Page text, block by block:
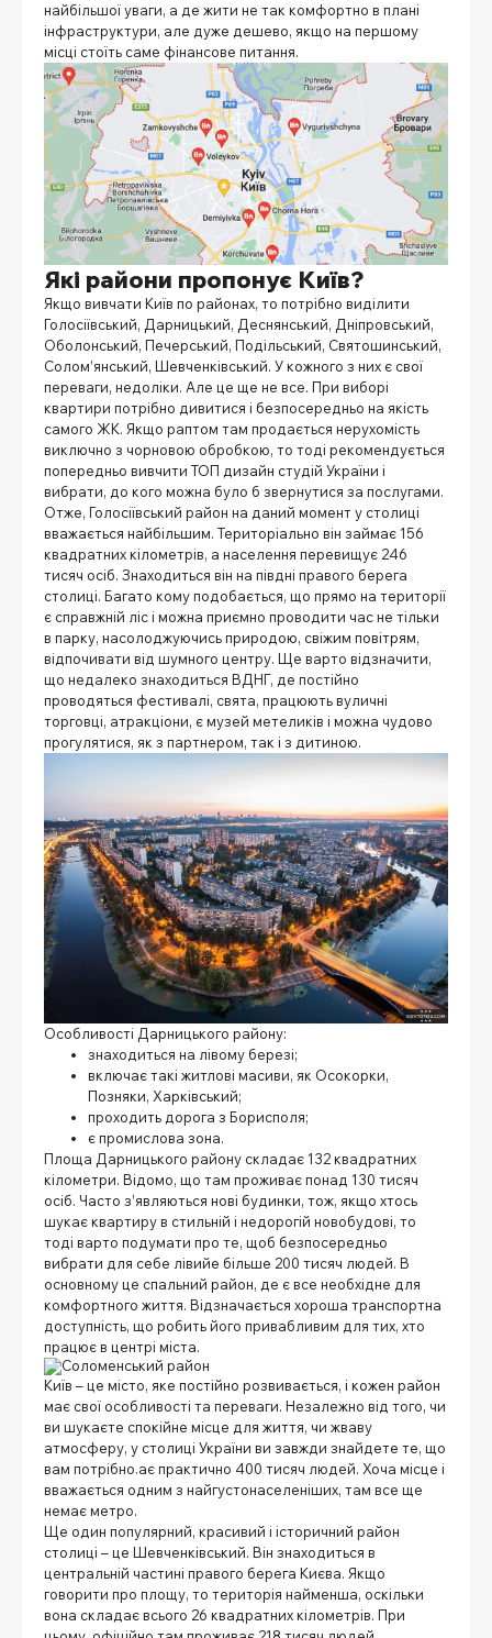
найбільшої уваги, а де жити не так комфортно в плані
інфраструктури, але дуже дешево, якщо на першому
місці стоїть саме фінансове питання.
Які райони пропонує Київ?
Якщо вивчати Київ по районах, то потрібно виділити
Голосіївський, Дарницький, Деснянський, Дніпровський,
Оболонський, Печерський, Подільський, Святошинський,
Солом’янський, Шевченківський. У кожного з них є свої
переваги, недоліки. Але це ще не все. При виборі
квартири потрібно дивитися і безпосередньо на якість
самого ЖК. Якщо раптом там продається нерухомість
виключно з чорновою обробкою, то тоді рекомендується
попередньо вивчити ТОП дизайн студій України і
вибрати, до кого можна було б звернутися за послугами.
Отже, Голосіївський район на даний момент у столиці
вважається найбільшим. Територіально він займає 156
квадратних кілометрів, а населення перевищує 246
тисяч осіб. Знаходиться він на півдні правого берега
столиці. Багато кому подобається, що прямо на території
є справжній ліс і можна приємно проводити час не тільки
в парку, насолоджуючись природою, свіжим повітрям,
відпочивати від шумного центру. Ще варто відзначити,
що недалеко знаходиться ВДНГ, де постійно
проводяться фестивалі, свята, працюють вуличні
торговці, атракціони, є музей метеликів і можна чудово
прогулятися, як з партнером, так і з дитиною.
Особливості Дарницького району:
знаходиться на лівому березі;
включає такі житлові масиви, як Осокорки,
Позняки, Харківський;
проходить дорога з Борисполя;
є промислова зона.
Площа Дарницького району складає 132 квадратних
кілометри. Відомо, що там проживає понад 130 тисяч
осіб. Часто з’являються нові будинки, тож, якщо хтось
шукає квартиру в стильній і недорогій новобудові, то
тоді варто подумати про те, щоб безпосередньо
вибрати для себе лівийе більше 200 тисяч людей. В
основному це спальний район, де є все необхідне для
комфортного життя. Відзначається хороша транспортна
доступність, що робить його привабливим для тих, хто
працює в центрі міста.
Київ – це місто, яке постійно розвивається, і кожен район
має свої особливості та переваги. Незалежно від того, чи
ви шукаєте спокійне місце для життя, чи жваву
атмосферу, у столиці України ви завжди знайдете те, що
вам потрібно.ає практично 400 тисяч людей. Хоча місце і
вважається одним з найгустонаселеніших, там все ще
немає метро.
Ще один популярний, красивий і історичний район
столиці – це Шевченківський. Він знаходиться в
центральній частині правого берега Києва. Якщо
говорити про площу, то територія найменша, оскільки
вона складає всього 26 квадратних кілометрів. При